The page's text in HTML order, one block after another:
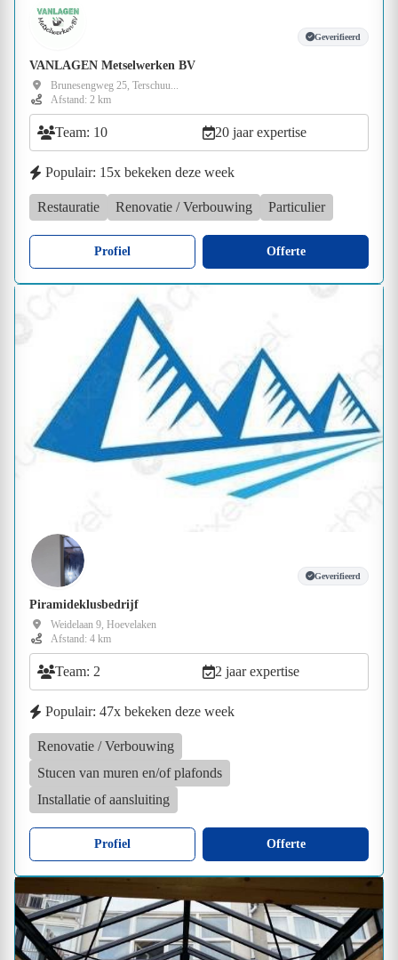
Geverifieerd
VANLAGEN Metselwerken BV
Brunesengweg 25, Terschuu...
Afstand: 2 km
Team: 10 20 jaar expertise
Populair: 15x bekeken deze week
Restauratie Renovatie / Verbouwing Particulier
Profiel Offerte
Geverifieerd
Piramideklusbedrijf
Weidelaan 9, Hoevelaken
Afstand: 4 km
Team: 2 2 jaar expertise
Populair: 47x bekeken deze week
Renovatie / Verbouwing
Stucen van muren en/of plafonds
Installatie of aansluiting
Profiel Offerte